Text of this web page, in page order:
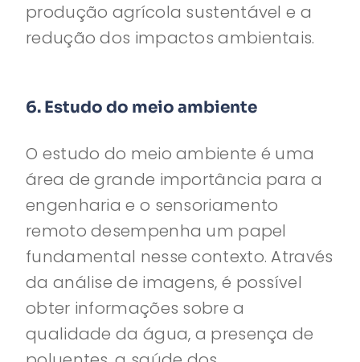
produção agrícola sustentável e a
redução dos impactos ambientais.
6. Estudo do meio ambiente
O estudo do meio ambiente é uma
área de grande importância para a
engenharia e o sensoriamento
remoto desempenha um papel
fundamental nesse contexto. Através
da análise de imagens, é possível
obter informações sobre a
qualidade da água, a presença de